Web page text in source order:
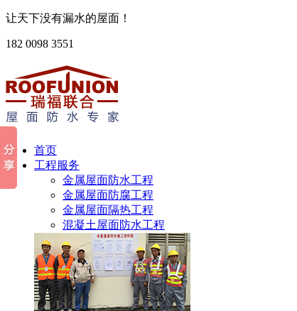
让天下没有漏水的屋面！
182 0098 3551
首页
工程服务
金属屋面防水工程
金属屋面防腐工程
金属屋面隔热工程
混凝土屋面防水工程